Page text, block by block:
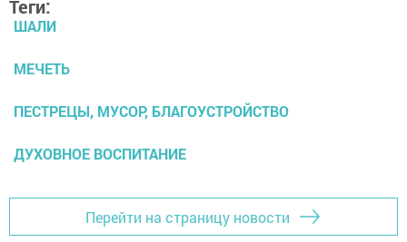
Теги:
ШАЛИ
МЕЧЕТЬ
ПЕСТРЕЦЫ, МУСОР, БЛАГОУСТРОЙСТВО
ДУХОВНОЕ ВОСПИТАНИЕ
Перейти на страницу новости